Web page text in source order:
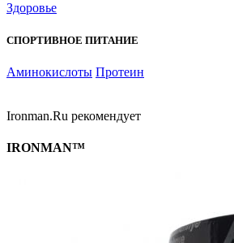
Здоровье
СПОРТИВНОЕ ПИТАНИЕ
Аминокислоты Протеин
Ironman.Ru рекомендует
IRONMAN™